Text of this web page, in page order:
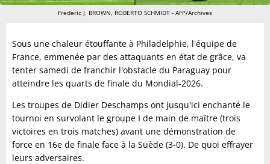
Frederic J. BROWN, ROBERTO SCHMIDT - AFP/Archives
Sous une chaleur étouffante à Philadelphie, l'équipe de
France, emmenée par des attaquants en état de grâce, va
tenter samedi de franchir l'obstacle du Paraguay pour
atteindre les quarts de finale du Mondial-2026.
Les troupes de Didier Deschamps ont jusqu'ici enchanté le
tournoi en survolant le groupe I de main de maître (trois
victoires en trois matches) avant une démonstration de
force en 16e de finale face à la Suède (3-0). De quoi effrayer
leurs adversaires.